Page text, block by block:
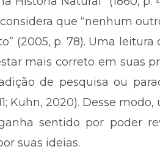
considera que “nenhum
(2005, p. 78). Uma
mais correto em suas
de pesquisa ou
Kuhn, 2020). Desse
sentido por poder
suas ideias.